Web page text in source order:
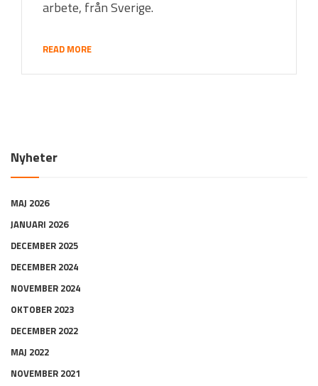
arbete, från Sverige.
READ MORE
Nyheter
MAJ 2026
JANUARI 2026
DECEMBER 2025
DECEMBER 2024
NOVEMBER 2024
OKTOBER 2023
DECEMBER 2022
MAJ 2022
NOVEMBER 2021